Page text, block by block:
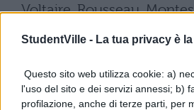
StudentVille - La tua privacy è
Questo sito web utilizza cookie: a)
l'uso del sito e dei servizi annessi; b)
profilazione, anche di terze parti, per
Voltaire, Rousseau,
Osservando i termini chiave
alcuni concetti di base
caratterizzano: in primis